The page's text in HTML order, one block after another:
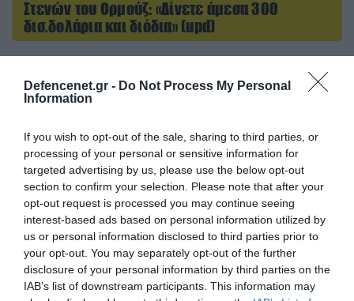
Defencenet.gr - Do Not Process My Personal
Information
If you wish to opt-out of the sale, sharing to third parties, or
processing of your personal or sensitive information for
targeted advertising by us, please use the below opt-out
section to confirm your selection. Please note that after your
opt-out request is processed you may continue seeing
interest-based ads based on personal information utilized by
us or personal information disclosed to third parties prior to
your opt-out. You may separately opt-out of the further
disclosure of your personal information by third parties on the
IAB’s list of downstream participants. This information may
Στενών του Ορμούζ: «Δίνετε άμεσα 300
δισ.δολάρια και διόδια» (upd)
ΠΟΛΙΤΙΚΗ